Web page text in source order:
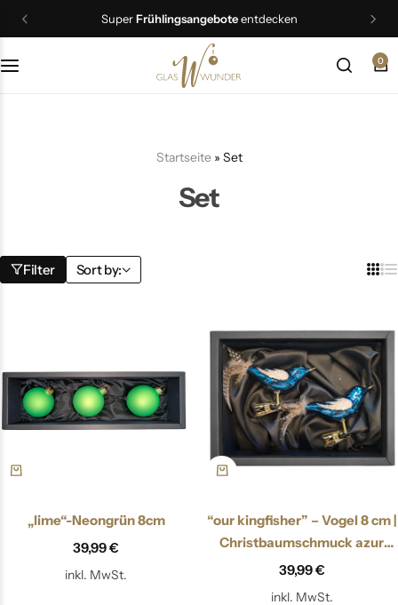
SuperFrühlingsangeboteentdecken
0
Startseite» Set
Set
Filter Sort by:
„lime“-Neongrün 8cm
39,99€
inkl. MwSt.
“our kingfisher” – Vogel 8 cm |
Christbaumschmuck azur
blau
39,99€
inkl. MwSt.